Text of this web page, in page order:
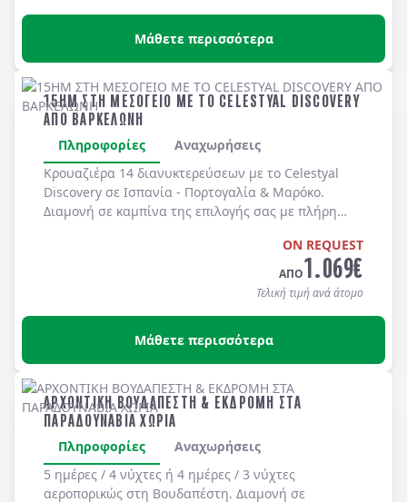
Μάθετε περισσότερα
15ΗΜ ΣΤΗ ΜΕΣΟΓΕΙΟ ΜΕ ΤΟ CELESTYAL DISCOVERY
ΑΠΟ ΒΑΡΚΕΛΩΝΗ
Πληροφορίες
Αναχωρήσεις
Κρουαζιέρα 14 διανυκτερεύσεων με το Celestyal
Discovery σε Ισπανία - Πορτογαλία & Μαρόκο.
Διαμονή σε καμπίνα της επιλογής σας με πλήρη
ON REQUEST
ΑΠΟ1.069€
Τελική τιμή ανά άτομο
Μάθετε περισσότερα
ΑΡΧΟΝΤΙΚΗ ΒΟΥΔΑΠΕΣΤΗ & ΕΚΔΡΟΜΗ ΣΤΑ
ΠΑΡΑΔΟΥΝΑΒΙΑ ΧΩΡΙΑ
Πληροφορίες
Αναχωρήσεις
5 ημέρες / 4 νύχτες ή 4 ημέρες / 3 νύχτες
αεροπορικώς στη Βουδαπέστη. Διαμονή σε